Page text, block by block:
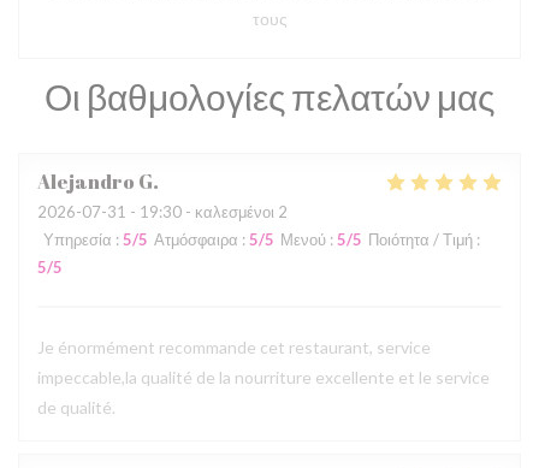
Οι βαθμολογίες πελατών μας
Alejandro G
2026-07-31 - 19:30 - καλεσμένοι 2
Υπηρεσία : 5/5 Ατμόσφαιρα : 5/5 Μενού : 5/5 Ποιότητα / Τιμή :
5/5
Je énormément recommande cet restaurant, service
impeccable,la qualité de la nourriture excellente et le service
de qualité.
τους